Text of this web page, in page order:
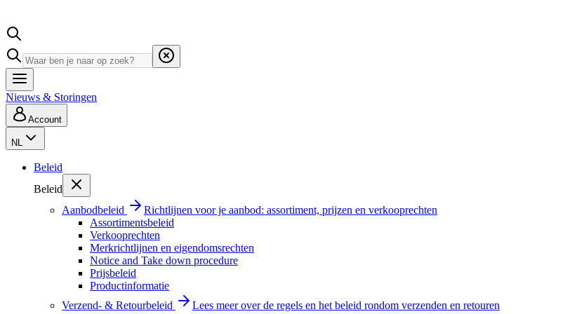
Nieuws & Storingen
Account
NL
Beleid
Beleid
Aanbodbeleid
Richtlijnen voor je aanbod: assortiment, prijzen en verkooprechten
Assortimentsbeleid
Verkooprechten
Merkrichtlijnen en eigendomsrechten
Notice and Take down procedure
Prijsbeleid
Productinformatie
Verzend- & Retourbeleid
Lees meer over de regels en het beleid rondom verzenden en retouren